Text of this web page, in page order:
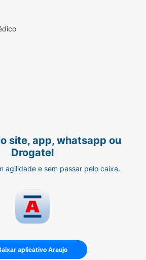
site, app, whatsapp ou
Drogatel
agilidade e sem passar pelo caixa.
aplicativo Araujo